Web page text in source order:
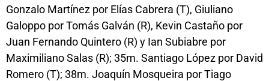
Gonzalo Martínez por Elías Cabrera (T), Giuliano
Galoppo por Tomás Galván (R), Kevin Castaño por
Juan Fernando Quintero (R) y Ian Subiabre por
Maximiliano Salas (R); 35m. Santiago López por David
Romero (T); 38m. Joaquín Mosqueira por Tiago